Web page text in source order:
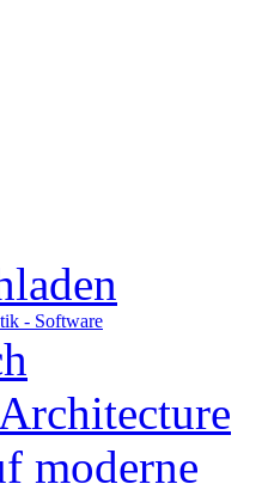
- Software